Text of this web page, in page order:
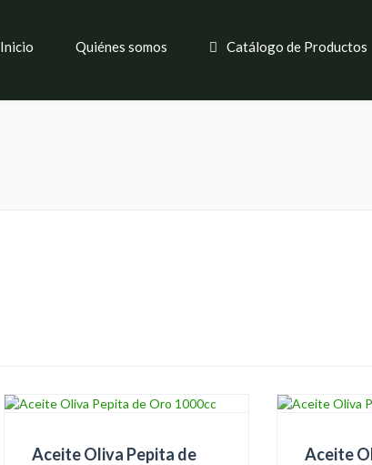
Inicio Quiénes somos Catálogo de Productos
Aceite Oliva Pepita de
Aceite